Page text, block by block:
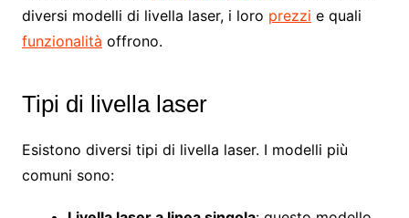
diversi modelli di livella laser, i loro prezzi e quali
funzionalità offrono.
Tipi di livella laser
Esistono diversi tipi di livella laser. I modelli più
comuni sono: